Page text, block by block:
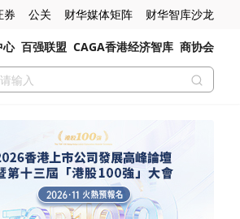
券 公关 财华媒体矩阵 财华智库沙龙
心 百强联盟 CAGA香港经济智库 商协会